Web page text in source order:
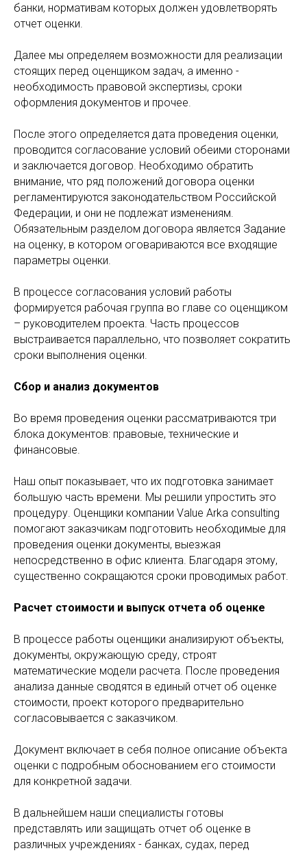
банки, нормативам которых должен удовлетворять
отчет оценки.
Далее мы определяем возможности для реализации
стоящих перед оценщиком задач, а именно -
необходимость правовой экспертизы, сроки
оформления документов и прочее.
После этого определяется дата проведения оценки,
проводится согласование условий обеими сторонами
и заключается договор. Необходимо обратить
внимание, что ряд положений договора оценки
регламентируются законодательством Российской
Федерации, и они не подлежат изменениям.
Обязательным разделом договора является Задание
на оценку, в котором оговариваются все входящие
параметры оценки.
В процессе согласования условий работы
формируется рабочая группа во главе со оценщиком
– руководителем проекта. Часть процессов
выстраивается параллельно, что позволяет сократить
сроки выполнения оценки.
Сбор и анализ документов
Во время проведения оценки рассматриваются три
блока документов: правовые, технические и
финансовые.
Наш опыт показывает, что их подготовка занимает
большую часть времени. Мы решили упростить это
процедуру. Оценщики компании Value Arka consulting
помогают заказчикам подготовить необходимые для
проведения оценки документы, выезжая
непосредственно в офис клиента. Благодаря этому,
существенно сокращаются сроки проводимых работ.
Расчет стоимости и выпуск отчета об оценке
В процессе работы оценщики анализируют объекты,
документы, окружающую среду, строят
математические модели расчета. После проведения
анализа данные сводятся в единый отчет об оценке
стоимости, проект которого предварительно
согласовывается с заказчиком.
Документ включает в себя полное описание объекта
оценки с подробным обоснованием его стоимости
для конкретной задачи.
В дальнейшем наши специалисты готовы
представлять или защищать отчет об оценке в
различных учреждениях - банках, судах, перед